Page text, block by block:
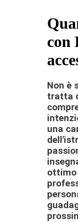
con
Non è
tratta
una
ottimo